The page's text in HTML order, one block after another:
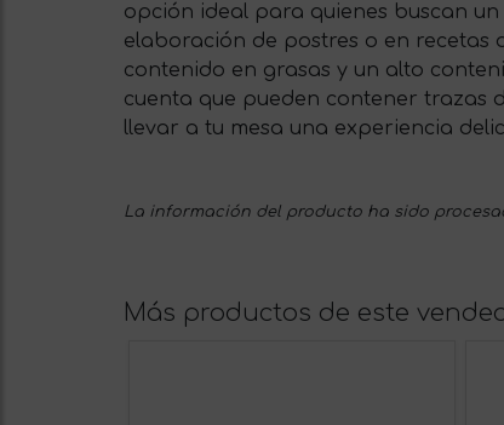
opción ideal para quienes buscan
elaboración de postres o en recetas
contenido en grasas y un alto
cuenta que pueden contener trazas
llevar a tu mesa una experiencia
La información del producto ha sido
Más productos de este